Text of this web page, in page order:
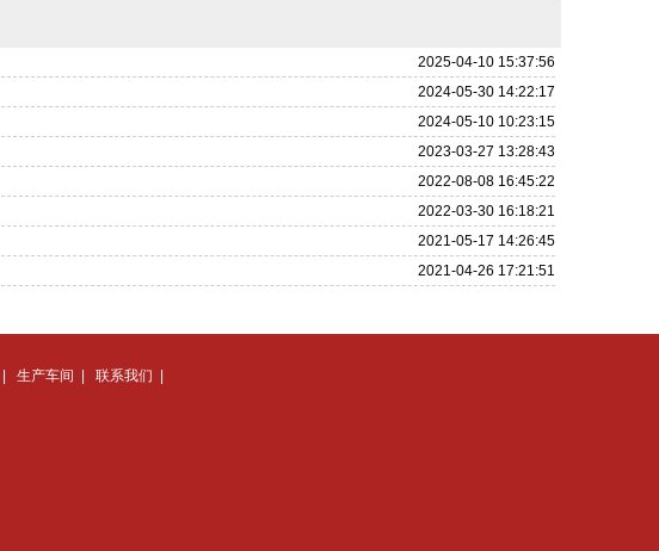
2025-04-10 15:37:56
2024-05-30 14:22:17
2024-05-10 10:23:15
2023-03-27 13:28:43
2022-08-08 16:45:22
2022-03-30 16:18:21
2021-05-17 14:26:45
2021-04-26 17:21:51
生产车间 联系我们